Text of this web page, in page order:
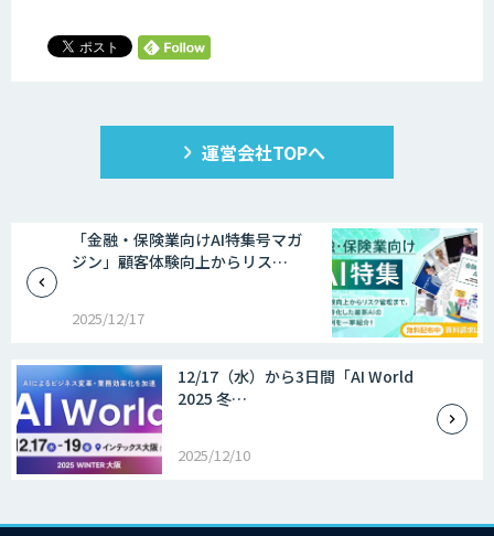
運営会社TOPへ
「金融・保険業向けAI特集号マガ
ジン」顧客体験向上からリス…
2025/12/17
12/17（水）から3日間「AI World
2025 冬…
2025/12/10